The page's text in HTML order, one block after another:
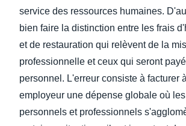
service des ressources humaines.
bien faire la distinction entre les frais
et de restauration qui relèvent de la
professionnelle et ceux qui seront
personnel. L'erreur consiste à facturer
employeur une dépense globale où
personnels et professionnels